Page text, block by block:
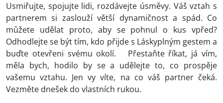
Usmiřujte, spojujte lidi, rozdávejte úsměvy. Váš vztah s
partnerem si zaslouží větší dynamičnost a spád. Co
můžete udělat proto, aby se pohnul o kus vpřed?
Odhodlejte se být tím, kdo přijde s Láskyplným gestem a
buďte otevřeni svému okolí. Přestaňte říkat, já vím,
měla bych, hodilo by se a udělejte to, co prospěje
vašemu vztahu. Jen vy víte, na co váš partner čeká.
Vezměte dnešek do vlastních rukou.